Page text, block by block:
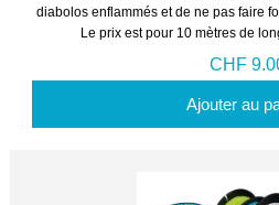
diabolos enflammés et de ne pas faire
Le prix est pour 10 mètres de
CHF
Ajouter au